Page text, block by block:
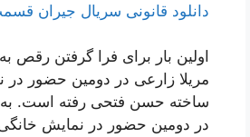
دانلود قانونی سریال جیران
اولین بار برای فرا گرفتن رقص
مریلا زارعی در دومین حضور
ساخته حسن فتحی رفته است. به
در دومین حضور در نمایش